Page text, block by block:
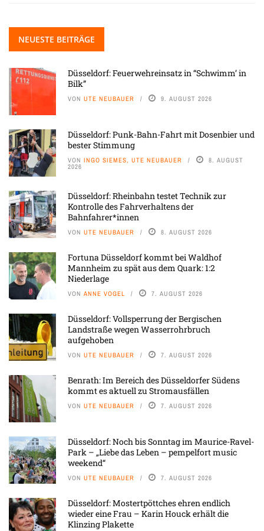
NEUESTE BEITRÄGE
Düsseldorf: Feuerwehreinsatz in “Schwimm’ in
Bilk”
VON UTE NEUBAUER 9. AUGUST 2026
Düsseldorf: Punk-Bahn-Fahrt mit Dosenbier und
bester Stimmung
VON INGO SIEMES, UTE NEUBAUER 8. AUGUST
2026
Düsseldorf: Rheinbahn testet Technik zur
Kontrolle des Fahrverhaltens der
Bahnfahrer*innen
VON UTE NEUBAUER 8. AUGUST 2026
Fortuna Düsseldorf kommt bei Waldhof
Mannheim zu spät aus dem Quark: 1:2
Niederlage
VON ANNE VOGEL 7. AUGUST 2026
Düsseldorf: Vollsperrung der Bergischen
Landstraße wegen Wasserrohrbruch
aufgehoben
VON UTE NEUBAUER 7. AUGUST 2026
Benrath: Im Bereich des Düsseldorfer Südens
kommt es aktuell zu Stromausfällen
VON UTE NEUBAUER 7. AUGUST 2026
Düsseldorf: Noch bis Sonntag im Maurice-Ravel-
Park – „Liebe das Leben – pempelfort music
weekend“
VON UTE NEUBAUER 7. AUGUST 2026
Düsseldorf: Mostertpöttches ehren endlich
wieder eine Frau – Karin Houck erhält die
Klinzing Plakette